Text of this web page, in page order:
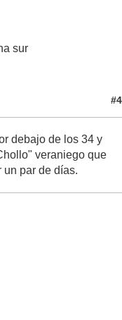
sur
#4
debajo de los 34 y
veraniego que
un par de días.